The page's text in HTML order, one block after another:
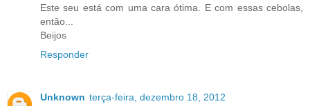
Este seu está com uma cara ótima. E com essas cebolas,
então...
Beijos
Responder
Unknown terça-feira, dezembro 18, 2012